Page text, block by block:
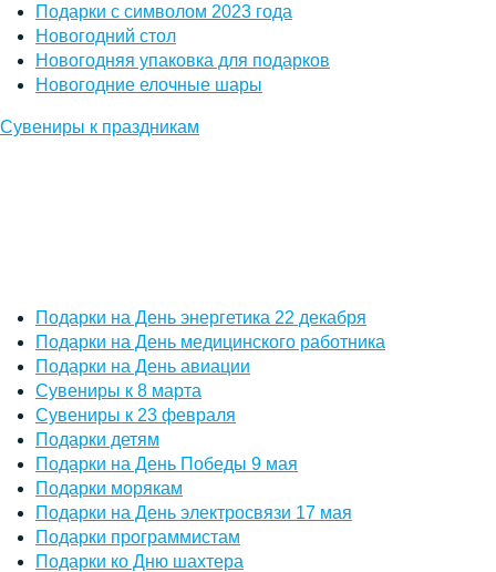
Подарки с символом 2023 года
Новогодний стол
Новогодняя упаковка для подарков
Новогодние елочные шары
Сувениры к праздникам
Подарки на День энергетика 22 декабря
Подарки на День медицинского работника
Подарки на День авиации
Сувениры к 8 марта
Сувениры к 23 февраля
Подарки детям
Подарки на День Победы 9 мая
Подарки морякам
Подарки на День электросвязи 17 мая
Подарки программистам
Подарки ко Дню шахтера